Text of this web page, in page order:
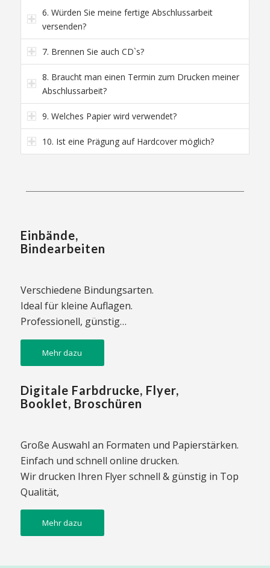
6. Würden Sie meine fertige Abschlussarbeit
versenden?
7. Brennen Sie auch CD`s?
8. Braucht man einen Termin zum Drucken meiner
Abschlussarbeit?
9. Welches Papier wird verwendet?
10. Ist eine Prägung auf Hardcover möglich?
Einbände,
Bindearbeiten
Verschiedene Bindungsarten.
Ideal für kleine Auflagen.
Professionell, günstig…
Mehr dazu
Digitale Farbdrucke, Flyer,
Booklet, Broschüren
Große Auswahl an Formaten und Papierstärken.
Einfach und schnell online drucken.
Wir drucken Ihren Flyer schnell & günstig in Top
Qualität,
Mehr dazu